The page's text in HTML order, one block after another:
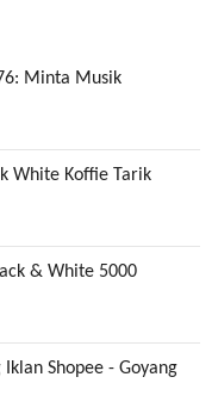
Minta Musik
White Koffie Tarik
& White 5000
Shopee - Goyang